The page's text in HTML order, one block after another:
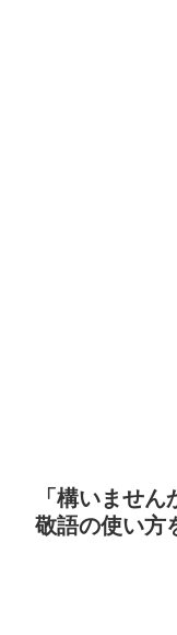
「構いませ
敬語の使い方